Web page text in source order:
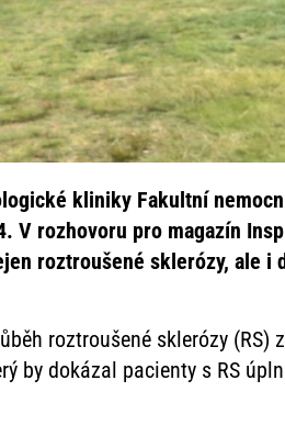
kliniky Fakultní
V rozhovoru pro magazín
roztroušené sklerózy, ale i
roztroušené sklerózy (RS)
by dokázal pacienty s RS